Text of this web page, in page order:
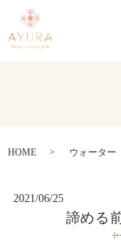
HOME ウォーター
2021/06/25
諦める